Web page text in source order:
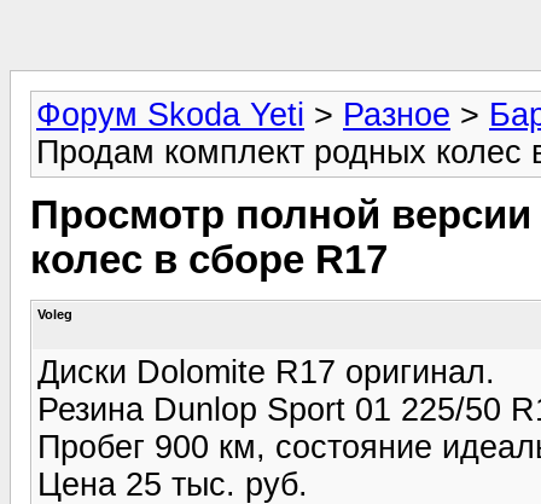
Форум Skoda Yeti > Разное >
Продам комплект родных колес
Просмотр полной
колес в сборе R17
Voleg
Диски Dolomite R17 оригинал.
Резина Dunlop Sport 01 225/50
Пробег 900 км, состояние
Цена 25 тыс. руб.